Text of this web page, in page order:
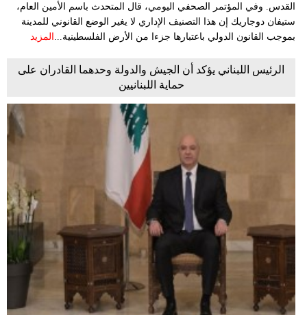
القدس. وفي المؤتمر الصحفي اليومي، قال المتحدث باسم الأمين العام،
ستيفان دوجاريك إن هذا التصنيف الإداري لا يغير الوضع القانوني للمدينة
بموجب القانون الدولي باعتبارها جزءا من الأرض الفلسطينية...
المزيد
الرئيس اللبناني يؤكد أن الجيش والدولة وحدهما القادران على
حماية اللبنانيين